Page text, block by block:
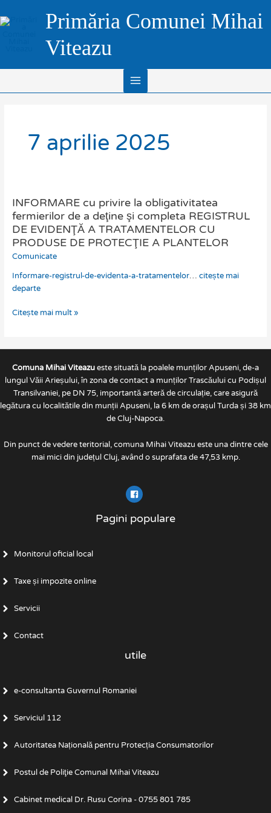
to
Primăria Comunei Mihai
Viteazu
Menu
7 aprilie 2025
INFORMARE cu privire la obligativitatea
fermierilor de a deţine şi completa REGISTRUL
DE EVIDENŢĂ A TRATAMENTELOR CU
PRODUSE DE PROTECŢIE A PLANTELOR
Comunicate
Informare-registrul-de-evidenta-a-tratamentelor… citește mai
departe
INFORMARE
cu
privire
la
obligativitatea
de
a
şi
EVIDENŢĂ
A
TRATAMENTELOR
CU
PROTECŢIE
Citește mai mult »
Comuna Mihai Viteazueste situată la poalele munților Apuseni, de-a
lungul Văii Arieșului, în zona de contact a munților Trascăului cu Podișul
Transilvaniei, pe DN 75, importantă arteră de circulație, care asigură
legătura cu localitătile din munții Apuseni, la 6 km de orașul Turda și 38 km
de Cluj-Napoca.
Din punct de vedere teritorial, comuna Mihai Viteazu este una dintre cele
mai mici din județul Cluj, având o suprafata de 47,53 kmp.
Pagini populare
Monitorul oficial local
Taxe și impozite online
Servicii
Contact
utile
e-consultanta Guvernul Romaniei
Serviciul 112
Autoritatea Națională pentru Protecția Consumatorilor
Postul de Poliţie Comunal Mihai Viteazu
Cabinet medical Dr. Rusu Corina - 0755 801 785